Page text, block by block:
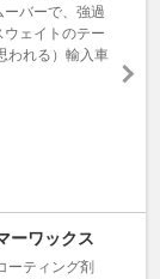
ーバーで、強過
ウェイトのテー
われる）輸入車
ーワックス
ーティング剤